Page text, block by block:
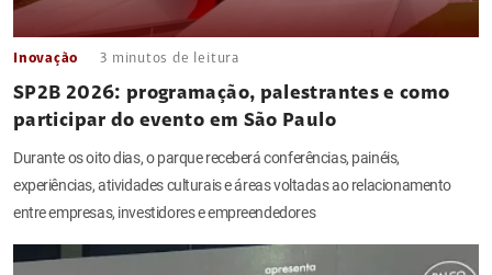
Inovação 3 minutos de leitura
SP2B 2026: programação, palestrantes e como
participar do evento em São Paulo
Durante os oito dias, o parque receberá conferências, painéis,
experiências, atividades culturais e áreas voltadas ao relacionamento
entre empresas, investidores e empreendedores